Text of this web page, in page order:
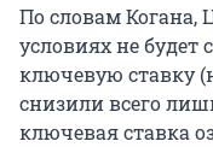
По словам Когана,
условиях не
ключевую ставку
снизили всего
ключевая ставка